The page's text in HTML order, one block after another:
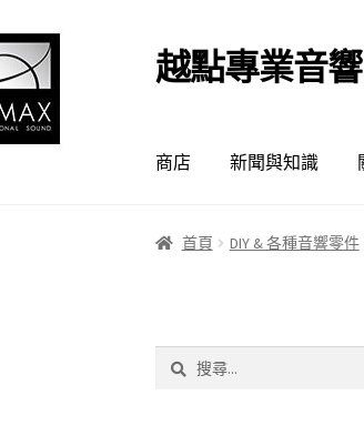
跳
至
列
跳
至
內
越點專業音響
商店 新聞與知識
首頁 DIY & 各種音響零件